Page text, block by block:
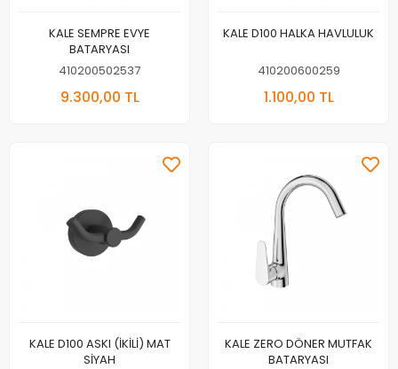
KALE SEMPRE EVYE
BATARYASI
410200502537
9.300,00 TL
KALE D100 HALKA HAVLULUK
410200600259
1.100,00 TL
KALE D100 ASKI (İKİLİ) MAT
SİYAH
KALE ZERO DÖNER MUTFAK
BATARYASI